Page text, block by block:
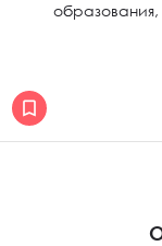
образования,